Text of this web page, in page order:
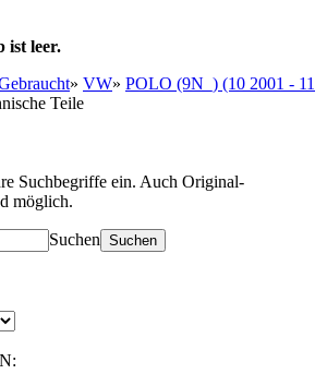
ist leer.
» VW» POLO (9N_) (10 2001 - 11
Teile
Suchbegriffe ein. Auch Original-
möglich.
Suchen Suchen